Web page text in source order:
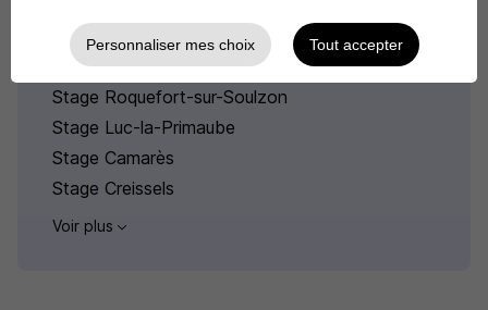
Stage Millau
Stage Rodez
Stage Roquefort-sur-Soulzon
Stage Luc-la-Primaube
Stage Camarès
Stage Creissels
Voir plus
Personnaliser mes choix Tout accepter